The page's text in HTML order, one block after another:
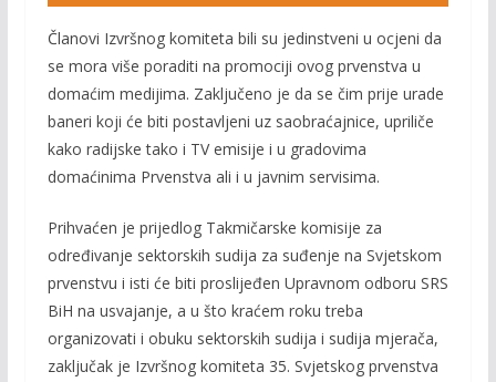
Članovi Izvršnog komiteta bili su jedinstveni u ocjeni da
se mora više poraditi na promociji ovog prvenstva u
domaćim medijima. Zaključeno je da se čim prije urade
baneri koji će biti postavljeni uz saobraćajnice, upriliče
kako radijske tako i TV emisije i u gradovima
domaćinima Prvenstva ali i u javnim servisima.
Prihvaćen je prijedlog Takmičarske komisije za
određivanje sektorskih sudija za suđenje na Svjetskom
prvenstvu i isti će biti proslijeđen Upravnom odboru SRS
BiH na usvajanje, a u što kraćem roku treba
organizovati i obuku sektorskih sudija i sudija mjerača,
zaključak je Izvršnog komiteta 35. Svjetskog prvenstva